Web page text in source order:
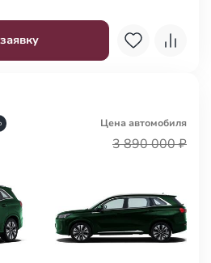
Цена автомобиля
3 890 000 ₽